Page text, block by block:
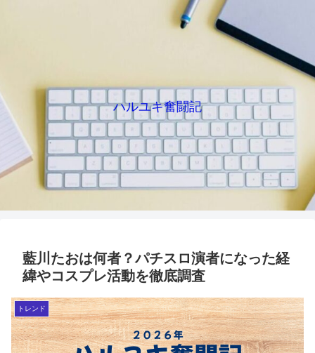
ハルユキ奮闘記
藍川たおは何者？パチスロ演者になった経
緯やコスプレ活動を徹底調査
トレンド